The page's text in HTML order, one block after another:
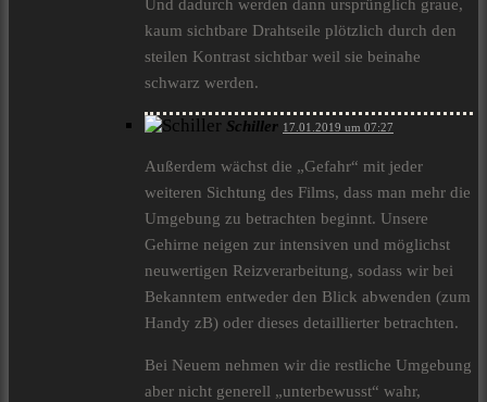
Und dadurch werden dann ursprünglich graue,
kaum sichtbare Drahtseile plötzlich durch den
steilen Kontrast sichtbar weil sie beinahe
schwarz werden.
Schiller 17.01.2019 um 07:27
Außerdem wächst die „Gefahr“ mit jeder
weiteren Sichtung des Films, dass man mehr die
Umgebung zu betrachten beginnt. Unsere
Gehirne neigen zur intensiven und möglichst
neuwertigen Reizverarbeitung, sodass wir bei
Bekanntem entweder den Blick abwenden (zum
Handy zB) oder dieses detaillierter betrachten.
Bei Neuem nehmen wir die restliche Umgebung
aber nicht generell „unterbewusst“ wahr,